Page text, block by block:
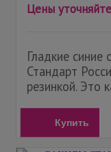
Цены
Гладкие
Стандарт
резинкой. Это
Купить